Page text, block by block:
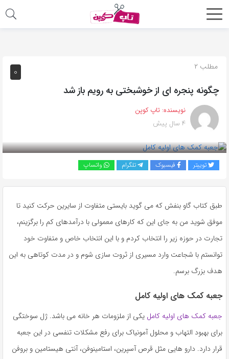
اشتراک
از
روش‌های
زیر
می‌توانید
این
صفحه
با
دوستان
خود
بگذارید.
کپی
۰ مطلب ۲
چگونه پنجره ‌ای از خوشبختی به رویم باز شد
نویسنده: تاپ کوپن
۴ سال پیش
توییتر فیسبوک تلگرام واتساپ
طبق کتاب گاو بنفش که می‌ گوید بایستی متفاوت از سایرین حرکت کنید تا
موفق شوید من به ‌جای این ‌که کارهای معمولی با درآمدهای کم را برگزینم،
تجارت در حوزه زیر را انتخاب کردم و با این انتخاب خاص و متفاوت خود
توانستم با شجاعت وارد مسیری از ثروت‌ سازی شوم و در مدت کوتاهی به این
هدف بزرگ برسم.
جعبه کمک های اولیه کامل
جعبه کمک های اولیه کامل یکی از ملزومات هر خانه می باشد. ژل سوختگی
برای بهبود التهاب و محلول آمونیاک برای رفع مشکلات تنفسی در این جعبه
قرار دارد. دارو هایی مثل قرص آسپرین، استامینوفن، آنتی هیستامین و بروفن